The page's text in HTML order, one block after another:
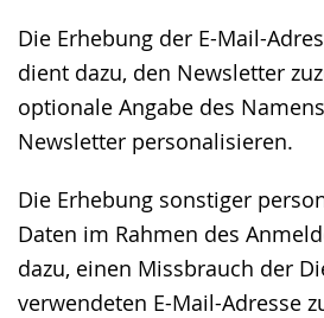
Die Erhebung der E-Mail-
dient dazu, den Newsletter
optionale Angabe des
Newsletter personalisieren.
Die Erhebung sonstiger
Daten im Rahmen des
dazu, einen Missbrauch der
verwendeten E-Mail-Adresse